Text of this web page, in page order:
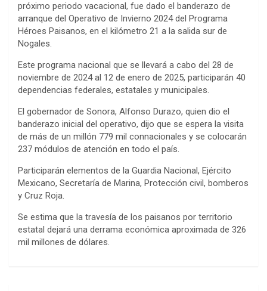
próximo periodo vacacional, fue dado el banderazo de
arranque del Operativo de Invierno 2024 del Programa
Héroes Paisanos, en el kilómetro 21 a la salida sur de
Nogales.
Este programa nacional que se llevará a cabo del 28 de
noviembre de 2024 al 12 de enero de 2025, participarán 40
dependencias federales, estatales y municipales.
El gobernador de Sonora, Alfonso Durazo, quien dio el
banderazo inicial del operativo, dijo que se espera la visita
de más de un millón 779 mil connacionales y se colocarán
237 módulos de atención en todo el país.
Participarán elementos de la Guardia Nacional, Ejército
Mexicano, Secretaría de Marina, Protección civil, bomberos
y Cruz Roja.
Se estima que la travesía de los paisanos por territorio
estatal dejará una derrama económica aproximada de 326
mil millones de dólares.